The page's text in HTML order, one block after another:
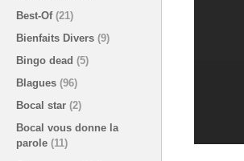
Best-Of (21)
Bienfaits Divers (9)
Bingo dead (5)
Blagues (96)
Bocal star (2)
Bocal vous donne la
parole (11)